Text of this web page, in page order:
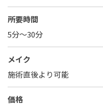
所要時間
5分～30分
メイク
施術直後より可能
価格